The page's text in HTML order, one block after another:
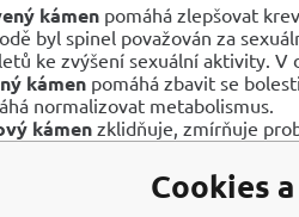
kámen pomáhá zlepšovat
byl spinel považován za
ke zvýšení sexuální aktivity. V
kámen pomáhá zbavit se
normalizovat metabolismus.
kámen zklidňuje, zmírňuje
spinelužitečné při
zmírňuje bolest z modřin
Cookies a